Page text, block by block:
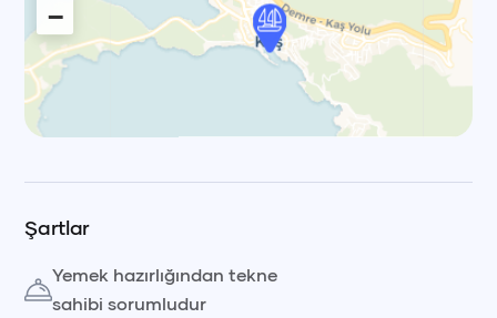
−
Şartlar
Yemek hazırlığından tekne
sahibi sorumludur